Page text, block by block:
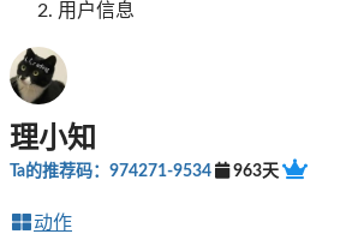
用户信息
理小知
Ta的推荐码：974271-9534 963天
动作